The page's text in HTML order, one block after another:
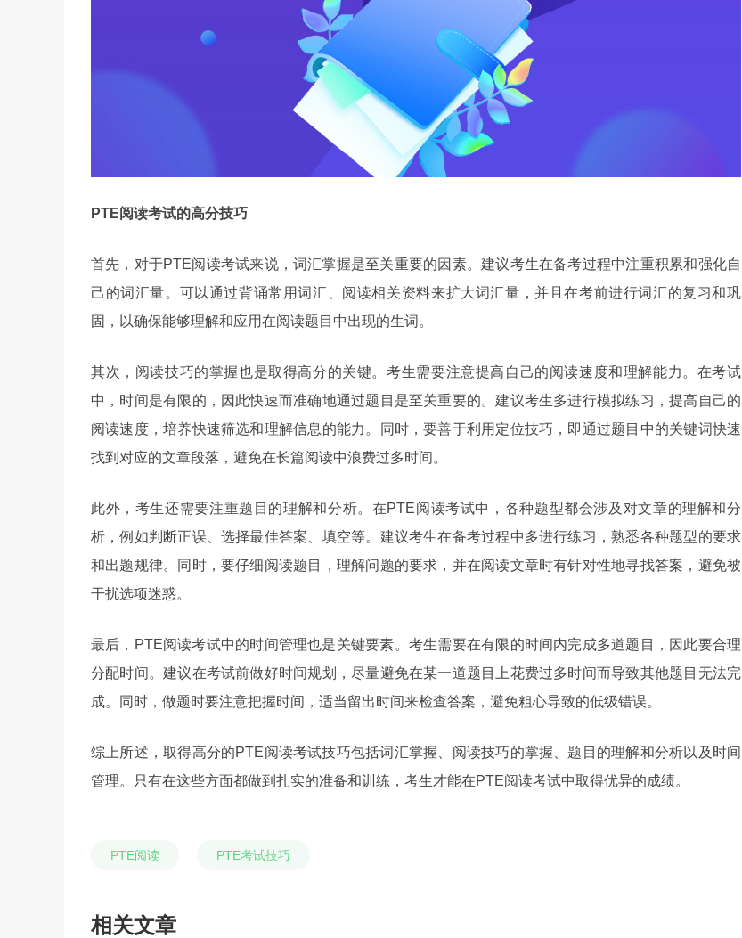
PTE阅读考试的高分技巧
首先，对于PTE阅读考试来说，词汇掌握是至关重要的因素。建议考生在备考过程中注重积累和强化自
己的词汇量。可以通过背诵常用词汇、阅读相关资料来扩大词汇量，并且在考前进行词汇的复习和巩
固，以确保能够理解和应用在阅读题目中出现的生词。
其次，阅读技巧的掌握也是取得高分的关键。考生需要注意提高自己的阅读速度和理解能力。在考试
中，时间是有限的，因此快速而准确地通过题目是至关重要的。建议考生多进行模拟练习，提高自己的
阅读速度，培养快速筛选和理解信息的能力。同时，要善于利用定位技巧，即通过题目中的关键词快速
找到对应的文章段落，避免在长篇阅读中浪费过多时间。
此外，考生还需要注重题目的理解和分析。在PTE阅读考试中，各种题型都会涉及对文章的理解和分
析，例如判断正误、选择最佳答案、填空等。建议考生在备考过程中多进行练习，熟悉各种题型的要求
和出题规律。同时，要仔细阅读题目，理解问题的要求，并在阅读文章时有针对性地寻找答案，避免被
干扰选项迷惑。
最后，PTE阅读考试中的时间管理也是关键要素。考生需要在有限的时间内完成多道题目，因此要合理
分配时间。建议在考试前做好时间规划，尽量避免在某一道题目上花费过多时间而导致其他题目无法完
成。同时，做题时要注意把握时间，适当留出时间来检查答案，避免粗心导致的低级错误。
综上所述，取得高分的PTE阅读考试技巧包括词汇掌握、阅读技巧的掌握、题目的理解和分析以及时间
管理。只有在这些方面都做到扎实的准备和训练，考生才能在PTE阅读考试中取得优异的成绩。
PTE阅读 PTE考试技巧
相关文章